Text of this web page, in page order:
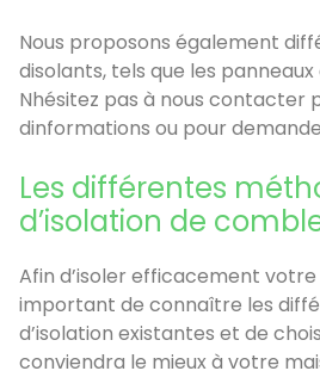
Nous proposons également
disolants, tels que les panneaux
Nhésitez pas à nous contacter
dinformations ou pour
Les différentes
d’isolation de
Afin d’isoler efficacement
important de connaître les
d’isolation existantes et de
conviendra le mieux à votre